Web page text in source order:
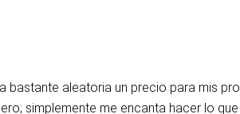
aleatoria un precio para mis
simplemente me encanta hacer lo que